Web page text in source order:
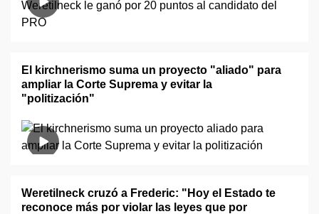
El kirchnerismo suma un proyecto "aliado" para
ampliar la Corte Suprema y evitar la
"politización"
Weretilneck cruzó a Frederic: "Hoy el Estado te
reconoce más por violar las leyes que por